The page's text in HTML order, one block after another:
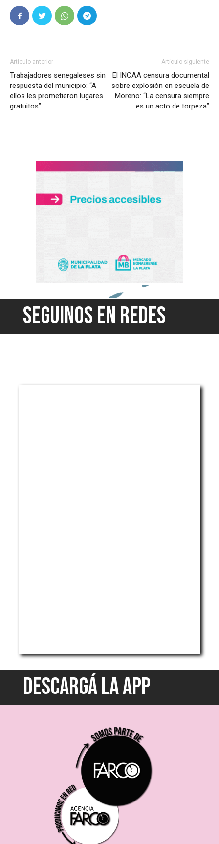
Artículo anterior
Trabajadores senegaleses sin
respuesta del municipio: “A
ellos les prometieron lugares
gratuitos”
Artículo siguiente
El INCAA censura documental
sobre explosión en escuela de
Moreno: “La censura siempre
es un acto de torpeza”
SEGUINOS EN REDES
DESCARGÁ LA APP